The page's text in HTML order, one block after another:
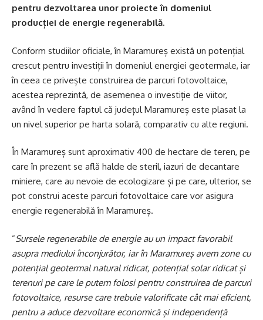
pentru dezvoltarea unor proiecte în domeniul
producției de energie regenerabilă.
Conform studiilor oficiale, în Maramureș există un potențial
crescut pentru investiții în domeniul energiei geotermale, iar
în ceea ce privește construirea de parcuri fotovoltaice,
acestea reprezintă, de asemenea o investiție de viitor,
având în vedere faptul că județul Maramureș este plasat la
un nivel superior pe harta solară, comparativ cu alte regiuni.
În Maramureș sunt aproximativ 400 de hectare de teren, pe
care în prezent se află halde de steril, iazuri de decantare
miniere, care au nevoie de ecologizare și pe care, ulterior, se
pot construi aceste parcuri fotovoltaice care vor asigura
energie regenerabilă în Maramureș.
”Sursele regenerabile de energie au un impact favorabil
asupra mediului înconjurător, iar în Maramureș avem zone cu
potențial geotermal natural ridicat, potențial solar ridicat și
terenuri pe care le putem folosi pentru construirea de parcuri
fotovoltaice, resurse care trebuie valorificate cât mai eficient,
pentru a aduce dezvoltare economică și independență